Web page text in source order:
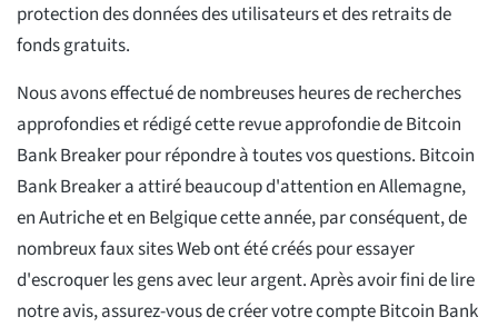
protection des données des utilisateurs et des retraits de
fonds gratuits.
Nous avons effectué de nombreuses heures de recherches
approfondies et rédigé cette revue approfondie de Bitcoin
Bank Breaker pour répondre à toutes vos questions. Bitcoin
Bank Breaker a attiré beaucoup d'attention en Allemagne,
en Autriche et en Belgique cette année, par conséquent, de
nombreux faux sites Web ont été créés pour essayer
d'escroquer les gens avec leur argent. Après avoir fini de lire
notre avis, assurez-vous de créer votre compte Bitcoin Bank